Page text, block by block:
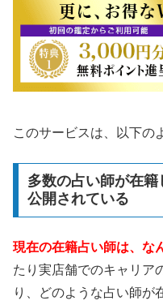
このサービスは、以下の
多数の占い師が在
公開されている
現在の在籍占い師は、な
たり実店舗でのキャリア
り、どのような占い師が